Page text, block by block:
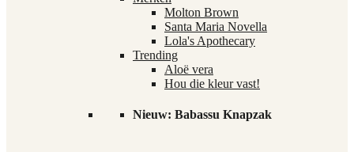
Molton Brown
Santa Maria Novella
Lola's Apothecary
Trending
Aloë vera
Hou die kleur vast!
Nieuw: Babassu Knapzak